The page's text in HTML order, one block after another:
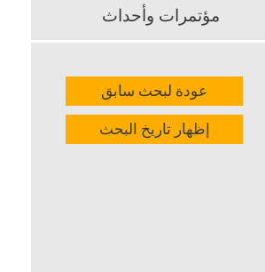
مؤتمرات وأحداث
عودة لبحث سابق
إظهار تاريخ البحث